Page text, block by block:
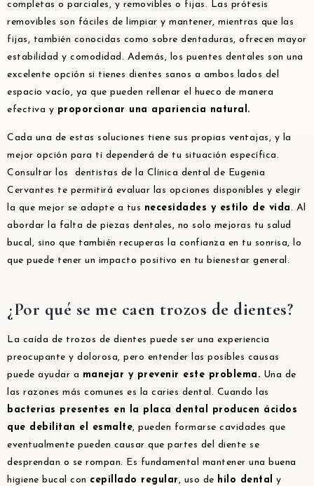
completas o parciales, y removibles o fijas. Las prótesis
removibles son fáciles de limpiar y mantener, mientras que las
fijas, también conocidas como sobre dentaduras, ofrecen mayor
estabilidad y comodidad. Además, los puentes dentales son una
excelente opción si tienes dientes sanos a ambos lados del
espacio vacío, ya que pueden rellenar el hueco de manera
efectiva y proporcionar una apariencia natural.
Cada una de estas soluciones tiene sus propias ventajas, y la
mejor opción para ti dependerá de tu situación específica.
Consultar los dentistas de la Clínica dental de Eugenia
Cervantes te permitirá evaluar las opciones disponibles y elegir
la que mejor se adapte a tus necesidades y estilo de vida. Al
abordar la falta de piezas dentales, no solo mejoras tu salud
bucal, sino que también recuperas la confianza en tu sonrisa, lo
que puede tener un impacto positivo en tu bienestar general.
¿Por qué se me caen trozos de dientes?
La caída de trozos de dientes puede ser una experiencia
preocupante y dolorosa, pero entender las posibles causas
puede ayudar a manejar y prevenir este problema. Una de
las razones más comunes es la caries dental. Cuando las
bacterias presentes en la placa dental producen ácidos
que debilitan el esmalte, pueden formarse cavidades que
eventualmente pueden causar que partes del diente se
desprendan o se rompan. Es fundamental mantener una buena
higiene bucal con cepillado regular , uso de hilo dental
y